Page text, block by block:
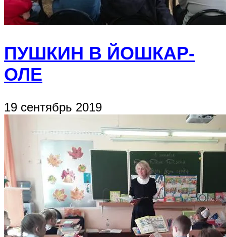
ПУШКИН В ЙОШКАР-
ОЛЕ
19 сентябрь 2019